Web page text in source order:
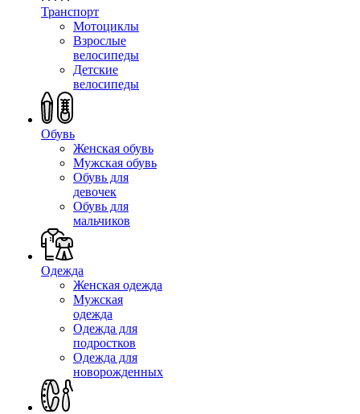
Транспорт
Мотоциклы
Взрослые
велосипеды
Детские
велосипеды
Обувь
Женская обувь
Мужская обувь
Обувь для
девочек
Обувь для
мальчиков
Одежда
Женская одежда
Мужская
одежда
Одежда для
подростков
Одежда для
новорожденных